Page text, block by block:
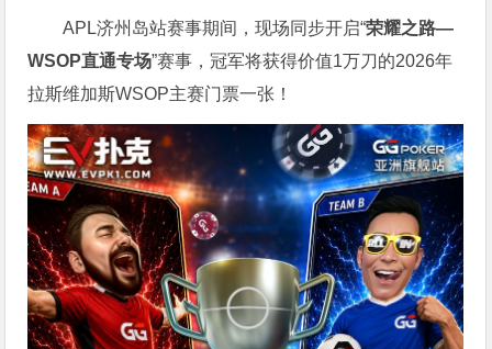
APL济州岛站赛事期间，现场同步开启“荣耀之路—
WSOP直通专场”赛事，冠军将获得价值1万刀的2026年
拉斯维加斯WSOP主赛门票一张！